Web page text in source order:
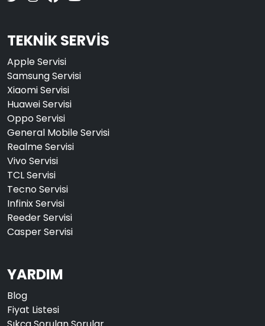
TEKNİK SERVİS
Apple Servisi
Samsung Servisi
Xiaomi Servisi
Huawei Servisi
Oppo Servisi
General Mobile Servisi
Realme Servisi
Vivo Servisi
TCL Servisi
Tecno Servisi
Infinix Servisi
Reeder Servisi
Casper Servisi
YARDIM
Blog
Fiyat Listesi